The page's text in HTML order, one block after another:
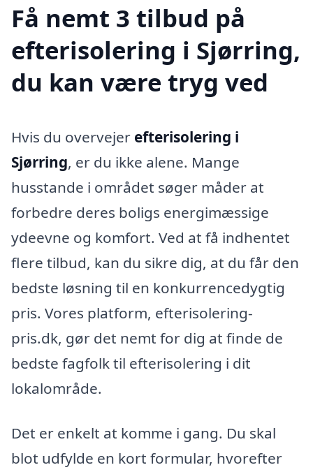
Få nemt 3 tilbud på
efterisolering i Sjørring,
du kan være tryg ved
Hvis du overvejer efterisolering i
Sjørring, er du ikke alene. Mange
husstande i området søger måder at
forbedre deres boligs energimæssige
ydeevne og komfort. Ved at få indhentet
flere tilbud, kan du sikre dig, at du får den
bedste løsning til en konkurrencedygtig
pris. Vores platform, efterisolering-
pris.dk, gør det nemt for dig at finde de
bedste fagfolk til efterisolering i dit
lokalområde.
Det er enkelt at komme i gang. Du skal
blot udfylde en kort formular, hvorefter